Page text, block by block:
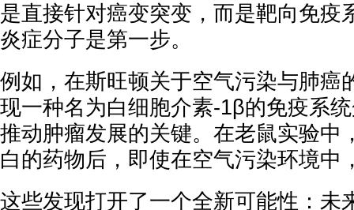
是直接针对癌变突变，而是靶向免疫
炎症分子是第一步。
例如，在斯旺顿关于空气污染与肺癌
现一种名为白细胞介素-1β的免疫系
推动肿瘤发展的关键。在老鼠实验中
白的药物后，即使在空气污染环境中
这些发现打开了一个全新可能性：未